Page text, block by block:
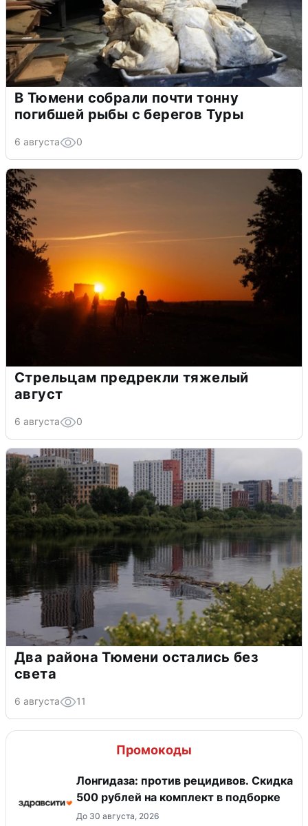
В Тюмени собрали почти тонну
погибшей рыбы с берегов Туры
6 августа 0
Стрельцам предрекли тяжелый
август
6 августа 0
Два района Тюмени остались без
света
6 августа 11
Промокоды
Лонгидаза: против рецидивов. Скидка
500 рублей на комплект в подборке
До 30 августа, 2026